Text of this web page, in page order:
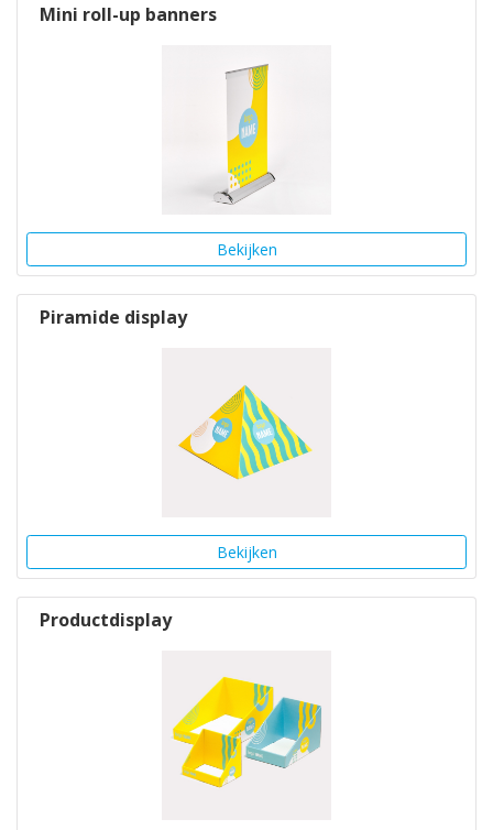
Mini roll-up banners
Bekijken
Piramide display
Bekijken
Productdisplay